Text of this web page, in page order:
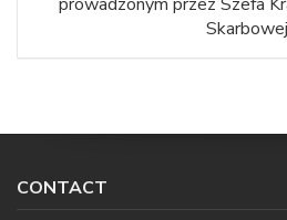
CONTACT